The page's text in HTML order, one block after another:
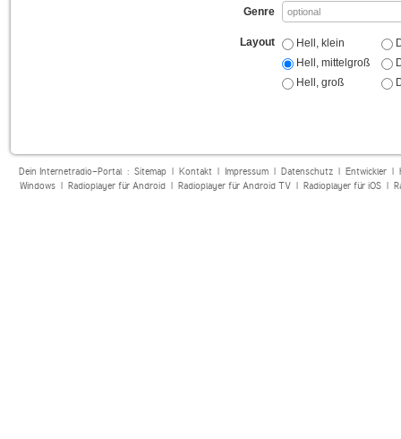
Genre
Layout
Hell, klein
Hell, mittelgroß
Hell, groß
Dein Internetradio-Portal : Sitemap| Kontakt| Impressum| Datenschutz| Entwickler|
Windows| Radioplayer für Android| Radioplayer für Android TV| Radioplayer für iOS|